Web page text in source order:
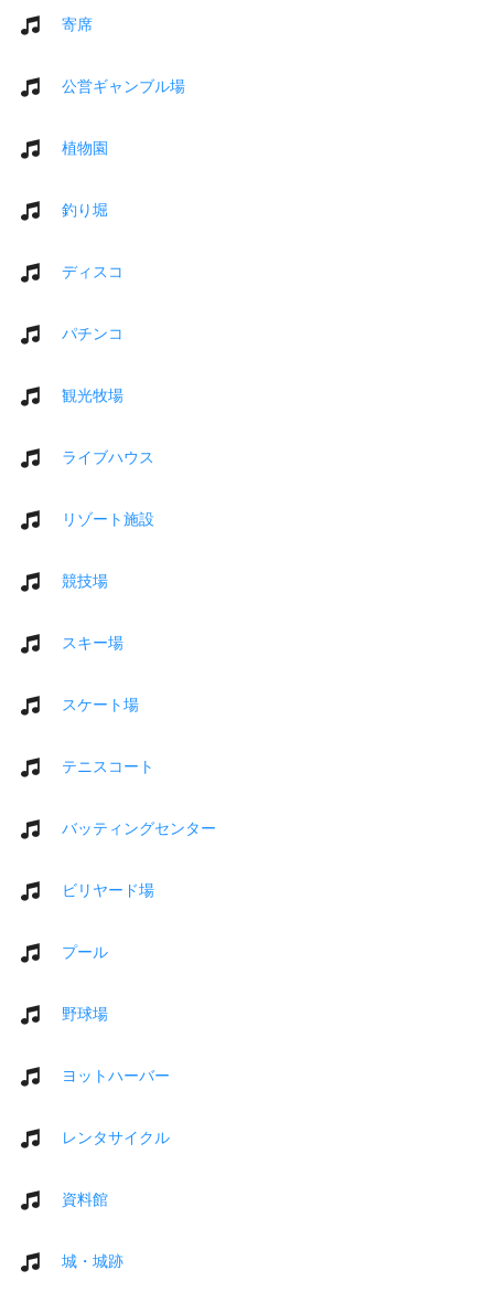
寄席
公営ギャンブル場
植物園
釣り堀
ディスコ
パチンコ
観光牧場
ライブハウス
リゾート施設
競技場
スキー場
スケート場
テニスコート
バッティングセンター
ビリヤード場
プール
野球場
ヨットハーバー
レンタサイクル
資料館
城・城跡